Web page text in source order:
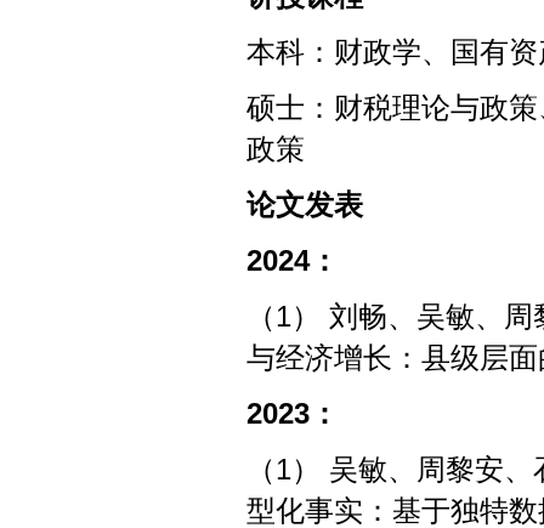
本科：财政学、国有
硕士：财税理论与政
政策
论文发表
2024：
（1） 刘畅、吴敏、
与经济增长：县级层
2023 ：
（1） 吴敏、周黎安
型化事实：基于独特